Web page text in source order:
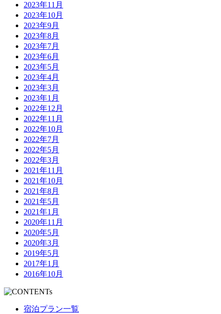
2023年11月
2023年10月
2023年9月
2023年8月
2023年7月
2023年6月
2023年5月
2023年4月
2023年3月
2023年1月
2022年12月
2022年11月
2022年10月
2022年7月
2022年5月
2022年3月
2021年11月
2021年10月
2021年8月
2021年5月
2021年1月
2020年11月
2020年5月
2020年3月
2019年5月
2017年1月
2016年10月
宿泊プラン一覧